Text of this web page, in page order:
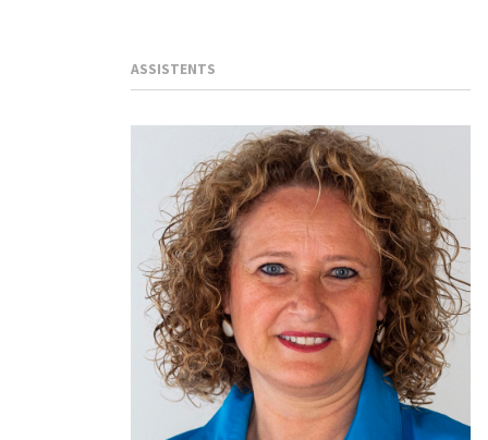
ASSISTENTS